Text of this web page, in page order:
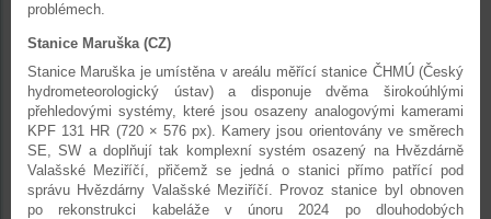
problémech.
Stanice Maruška (CZ)
Stanice Maruška je umístěna v areálu měřící stanice ČHMÚ (Český
hydrometeorologický ústav) a disponuje dvěma širokoúhlými
přehledovými systémy, které jsou osazeny analogovými kamerami
KPF 131 HR (720 × 576 px). Kamery jsou orientovány ve směrech
SE, SW a doplňují tak komplexní systém osazený na Hvězdárně
Valašské Meziříčí, přičemž se jedná o stanici přímo patřící pod
správu Hvězdárny Valašské Meziříčí. Provoz stanice byl obnoven
po rekonstrukci kabeláže v únoru 2024 po dlouhodobých